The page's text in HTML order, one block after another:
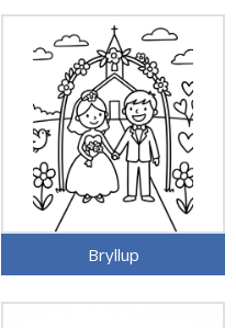
Bryllup